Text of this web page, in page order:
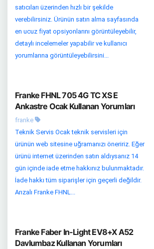
satıcıları üzerinden hızlı bir şekilde
verebilirsiniz. Ürünün satın alma sayfasında
en ucuz fiyat opsiyonlarını görüntüleyebilir,
detaylı incelemeler yapabilir ve kullanıcı
yorumlarına görüntüleyebilirsini...
Franke FHNL 705 4G TC XS E
Ankastre Ocak Kullanan Yorumları
franke
Teknik Servis Ocak teknik servisleri için
ürünün web sitesine uğramanızı öneririz. Eğer
ürünü internet üzerinden satın aldıysanız 14
gün içinde iade etme hakkınız bulunmaktadır.
İade hakkı tüm siparişler için geçerli değildir.
Arızalı Franke FHNL...
Franke Faber In-Light EV8+X A52
Davlumbaz Kullanan Yorumları